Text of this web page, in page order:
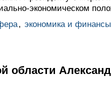
экономическом
, экономика и финансы
области